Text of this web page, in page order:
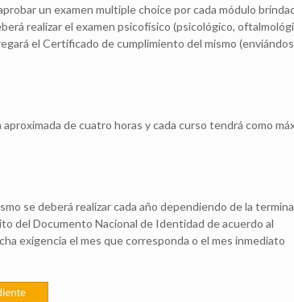
un examen multiple choice por cada módulo
realizar el examen psicofísico (psicológico,
el Certificado de cumplimiento del mismo
de cuatro horas y cada curso tendrá como
se deberá realizar cada año dependiendo de la
del Documento Nacional de Identidad de acuerdo al
exigencia el mes que corresponda o el mes inmediato